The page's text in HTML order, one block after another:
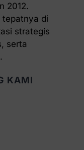
2012.
tepatnya di
strategis
serta
KAMI